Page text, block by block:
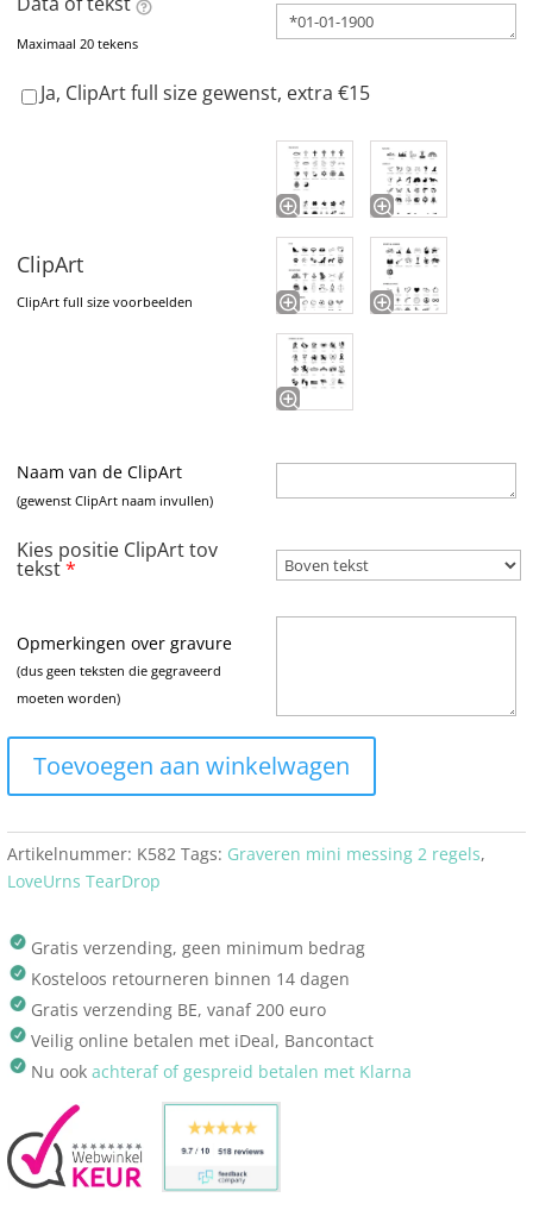
Maximaal 20 tekens
Ja, ClipArt full size gewenst, extra €15
ClipArt
ClipArt full size voorbeelden
Naam van de ClipArt
(gewenst ClipArt naam invullen)
Kies positie ClipArt tov
tekst*
Opmerkingen over gravure
(dus geen teksten die gegraveerd
moeten worden)
Toevoegen aan winkelwagen
Artikelnummer: K582 Tags: Graveren mini messing 2 regels,
LoveUrns TearDrop
Gratis verzending, geen minimum bedrag
Kosteloos retourneren binnen 14 dagen
Gratis verzending BE, vanaf 200 euro
Veilig online betalen met iDeal, Bancontact
Nu ook achteraf of gespreid betalen met Klarna